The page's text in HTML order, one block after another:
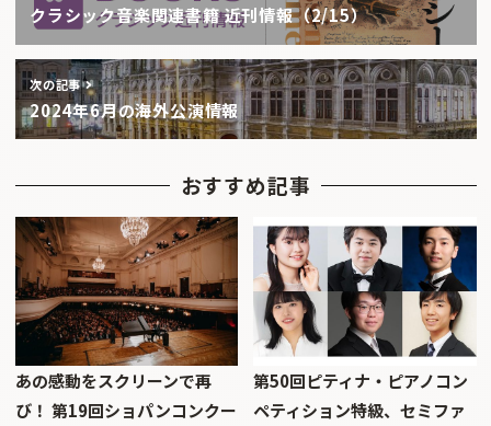
クラシック音楽関連書籍 近刊情報（2/15）
次の記事
2024年6月の海外公演情報
おすすめ記事
あの感動をスクリーンで再
び！ 第19回ショパンコンクー
第50回ピティナ・ピアノコン
ペティション特級、セミファ